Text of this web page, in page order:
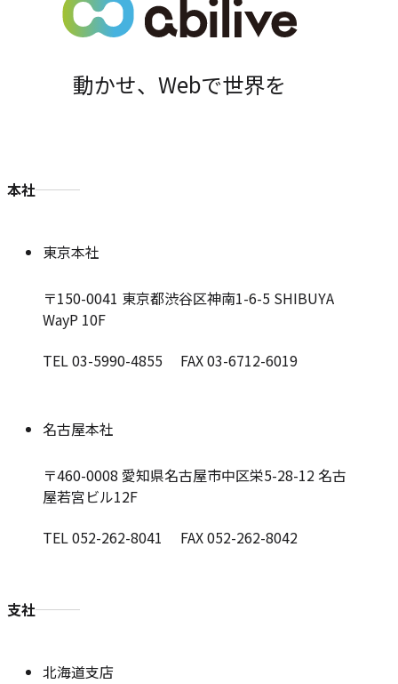
動かせ、Webで世界を
本社
東京本社
〒150-0041 東京都渋谷区神南1-6-5 SHIBUYA
WayP 10F
TEL 03-5990-4855 FAX 03-6712-6019
名古屋本社
〒460-0008 愛知県名古屋市中区栄5-28-12 名古
屋若宮ビル12F
TEL 052-262-8041 FAX 052-262-8042
支社
北海道支店